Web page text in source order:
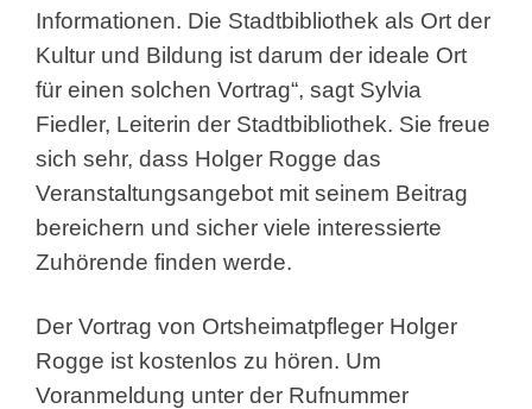
Informationen. Die Stadtbibliothek als Ort der
Kultur und Bildung ist darum der ideale Ort
für einen solchen Vortrag“, sagt Sylvia
Fiedler, Leiterin der Stadtbibliothek. Sie freue
sich sehr, dass Holger Rogge das
Veranstaltungsangebot mit seinem Beitrag
bereichern und sicher viele interessierte
Zuhörende finden werde.
Der Vortrag von Ortsheimatpfleger Holger
Rogge ist kostenlos zu hören. Um
Voranmeldung unter der Rufnummer